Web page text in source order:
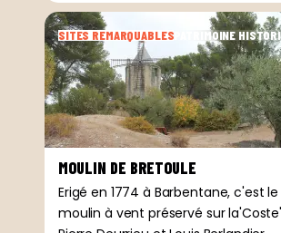
MOULIN DE BRETOULE
SITES REMARQUABLES PATRIMOINE
Erigé en 1774 à Barbentane, c'est
moulin à vent préservé sur